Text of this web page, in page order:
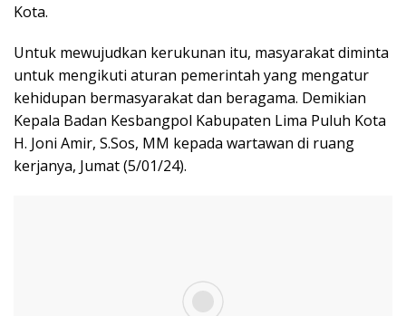
Kota.
Untuk mewujudkan kerukunan itu, masyarakat diminta
untuk mengikuti aturan pemerintah yang mengatur
kehidupan bermasyarakat dan beragama. Demikian
Kepala Badan Kesbangpol Kabupaten Lima Puluh Kota
H. Joni Amir, S.Sos, MM kepada wartawan di ruang
kerjanya, Jumat (5/01/24).